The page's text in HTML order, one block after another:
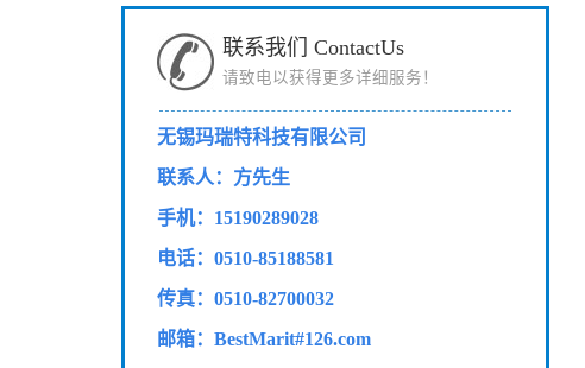
联系我们 ContactUs
请致电以获得更多详细服务！
无锡玛瑞特科技有限公司
联系人：方先生
手机：15190289028
电话：0510-85188581
传真： 0510-82700032
邮箱：BestMarit#126.com